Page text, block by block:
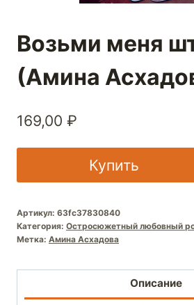
Возьми меня
(Амина
169,00 ₽
Купить
Артикул: 63fc37830840
Категория: Остросюжетный любовный
Метка: Амина Асхадова
Описание